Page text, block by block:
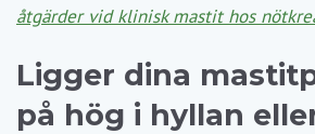
åtgärder vid klinisk mastit hos
Ligger dina
på hög i hyllan